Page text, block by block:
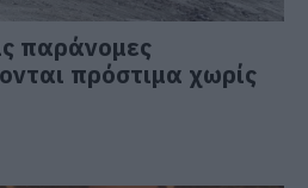
παράνομες
πρόστιμα χωρίς